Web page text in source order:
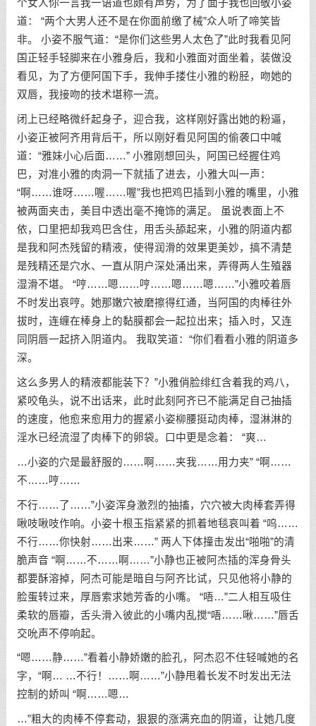
个女人你一言我一语道也颇有声势，为了面子我也回敬小姿
道： “两个大男人还不是在你面前缴了械”众人听了啼笑皆
非。 小姿不服气道：“是你们这些男人太色了”此时我看见阿
国正轻手轻脚来在小雅身后，我和小雅面对面坐着，装做没
看见，为了方便阿国下手，我伸手搂住小雅的粉胫，吻她的
双唇，我接吻的技术堪称一流。
闭上已经略微纤起身子，迎合我，这样刚好露出她的粉逼，
小姿正被阿齐用背后干，所以刚好看见阿国的偷袭口中喊
道：“雅妹小心后面……” 小雅刚想回头，阿国已经握住鸡
巴，对准小雅的肉洞一下就插了进去，小雅大叫一声：
“啊……谁呀……喔……喔”我也把鸡巴插到小雅的嘴里，小雅
被两面夹击，美目中透出毫不掩饰的满足。 虽说表面上不
依，口里把却我鸡巴含住，用舌头舔起来，小雅的阴道内都
是我和阿杰残留的精液，使得润滑的效果更美妙，搞不清楚
是残精还是穴水、一直从阴户深处涌出来，弄得两人生殖器
湿滑不堪。 “哼……嗯……哼……嗯……嗯……”小雅咬着唇
不时发出哀哼。她那嫩穴被磨擦得红通，当阿国的肉棒往外
拔时，连缠在棒身上的黏膜都会一起拉出来；插入时，又连
同阴唇一起挤入阴道内。 我取笑道：“你们看看小雅的阴道多
深。
这么多男人的精液都能装下？”小雅俏脸绯红含着我的鸡八，
紧咬龟头，说不出话来，此时此刻阿齐已不能满足自己抽插
的速度，他愈来愈用力的握紧小姿柳腰挺动肉棒，湿淋淋的
淫水已经流湿了肉棒下的卵袋。口中更是念着： “爽…
…小姿的穴是最舒服的……啊……夹我……用力夹” “啊……
不……哼……
不行……了……”小姿浑身激烈的抽搐，穴穴被大肉棒套弄得
啾吱啾吱作响。小姿十根玉指紧紧的抓着地毯哀叫着 “呜……
不行……你快射……出来……” 两人下体撞击发出“啪啪”的清
脆声音 “啊……不……啊……”小静也正被阿杰插的浑身骨头
都要酥溶掉，阿杰可能是暗自与阿齐比试，只见他将小静的
脸蛋转过来，厚唇索求她芳香的小嘴。 “唔…”二人相互吸住
柔软的唇瓣，舌头滑入彼此的小嘴内乱搅“唔……啾……”唇舌
交吮声不停响起。
“嗯……静……”看着小静娇嫩的脸孔，阿杰忍不住轻喊她的名
字，“啊… …不行！……啊……”小静甩着长发不时发出无法
控制的娇叫 “啊……嗯…
…”粗大的肉棒不停套动，狠狠的涨满充血的阴道，让她几度